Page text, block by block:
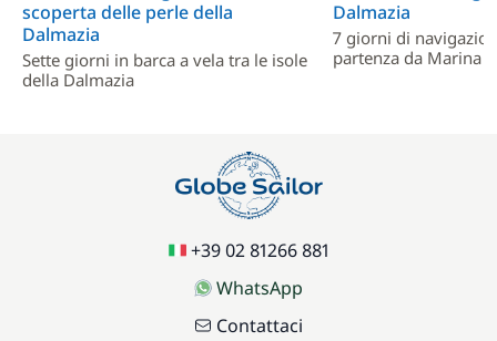
scoperta delle perle della
Dalmazia
Sette giorni in barca a vela tra le isole
della Dalmazia
Dalmazia
7 giorni di
partenza da Marina
+39 02 81266 881
WhatsApp
Contattaci